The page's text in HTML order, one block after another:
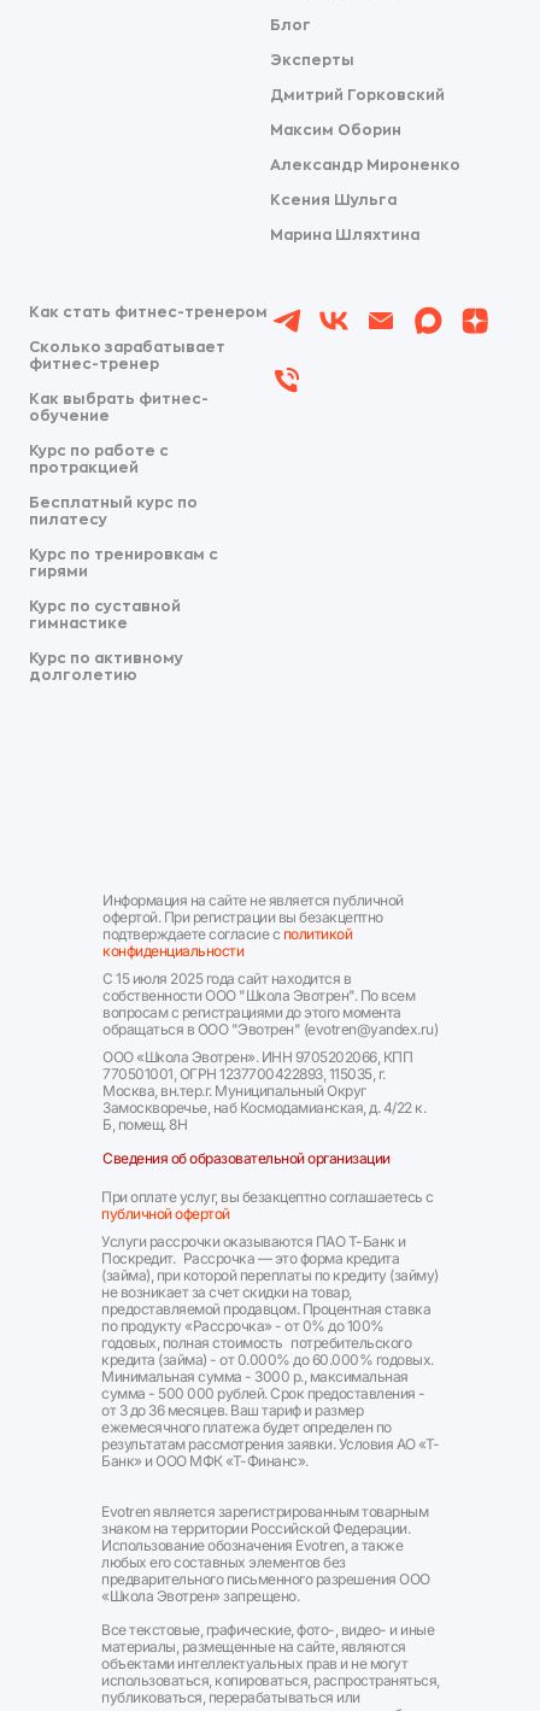
Блог
Эксперты
Дмитрий Горковский
Максим Оборин
Александр Мироненко
Ксения Шульга
Марина Шляхтина
Как стать фитнес-тренером
Сколько зарабатывает
фитнес-тренер
Как выбрать фитнес-
обучение
Курс по работе с
протракцией
Бесплатный курс по
пилатесу
Курс по тренировкам с
гирями
Курс по суставной
гимнастике
Курс по активному
долголетию
Информация на сайте не является публичной
офертой. При регистрации вы безакцептно
подтверждаете согласие с политикой
конфиденциальности
При оплате услуг, вы безакцептно соглашаетесь с
публичной офертой
ООО «Школа Эвотрен». ИНН 9705202066, КПП
770501001, ОГРН 1237700422893, 115035, г.
Москва, вн.тер.г. Муниципальный Округ
Замоскворечье, наб Космодамианская, д. 4/22 к.
Б, помещ. 8Н
С 15 июля 2025 года сайт находится в
собственности ООО "Школа Эвотрен". По всем
вопросам с регистрациями до этого момента
обращаться в ООО "Эвотрен" (evotren@yandex.ru)
Услуги рассрочки оказываются ПАО Т-Банк и
Поскредит. Рассрочка — это форма кредита
(займа), при которой переплаты по кредиту (займу)
не возникает за счет скидки на товар,
предоставляемой продавцом. Процентная ставка
по продукту «Рассрочка» - от 0% до 100%
годовых, полная стоимость потребительского
кредита (займа) - от 0.000% до 60.000% годовых.
Минимальная сумма - 3000 р., максимальная
сумма - 500 000 рублей. Срок предоставления -
от 3 до 36 месяцев. Ваш тариф и размер
ежемесячного платежа будет определен по
результатам рассмотрения заявки. Условия АО «Т-
Банк» и ООО МФК «Т-Финанс».
Evotren является зарегистрированным товарным
знаком на территории Российской Федерации.
Использование обозначения Evotren, а также
любых его составных элементов без
предварительного письменного разрешения ООО
«Школа Эвотрен» запрещено.
Все текстовые, графические, фото-, видео- и иные
материалы, размещенные на сайте, являются
объектами интеллектуальных прав и не могут
использоваться, копироваться, распространяться,
публиковаться, перерабатываться или
Сведения об образовательной организации